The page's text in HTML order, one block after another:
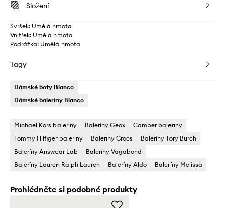
Složení
Svršek: Umělá hmota
Vnitřek: Umělá hmota
Podrážka: Umělá hmota
Tagy
Dámské boty Bianco
Dámské baleríny Bianco
Michael Kors baleriny Baleríny Geox
Camper baleriny
Tommy Hilfiger baleriny
Baleriny Crocs
Baleríny Tory Burch
Baleríny Answear Lab
Baleríny Vagabond
Baleríny Lauren Ralph Lauren
Baleríny Aldo Baleríny Melissa
Prohlédněte si podobné produkty